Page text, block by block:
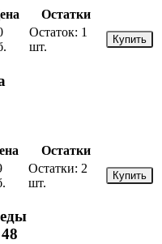
Остатки
Остаток: 1
шт.
Купить
Остатки
Остатки: 2
шт.
Купить